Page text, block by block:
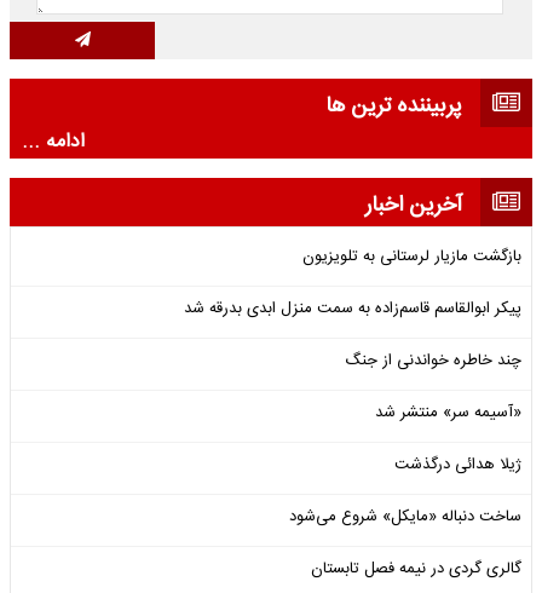
پربیننده ترین ها
ادامه ...
آخرین اخبار
بازگشت مازیار لرستانی به تلویزیون
پیکر ابوالقاسم قاسم‌زاده به سمت منزل ابدی بدرقه شد
چند خاطره خواندنی از جنگ
«آسیمه سر» منتشر شد
ژیلا هدائی درگذشت
ساخت دنباله «مایکل» شروع می‌شود
گالری گردی در نیمه فصل تابستان